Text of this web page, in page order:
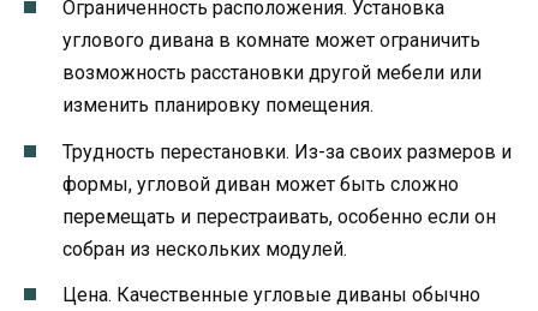
Ограниченность расположения. Установка
углового дивана в комнате может ограничить
возможность расстановки другой мебели или
изменить планировку помещения.
Трудность перестановки. Из-за своих размеров и
формы, угловой диван может быть сложно
перемещать и перестраивать, особенно если он
собран из нескольких модулей.
Цена. Качественные угловые диваны обычно